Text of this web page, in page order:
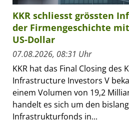
KKR schliesst grössten
der Firmengeschichte
US-Dollar
07.08.2026, 08:31 Uhr
KKR hat das Final Closing des
Infrastructure Investors V
einem Volumen von 19,2
handelt es sich um den
Infrastrukturfonds in...